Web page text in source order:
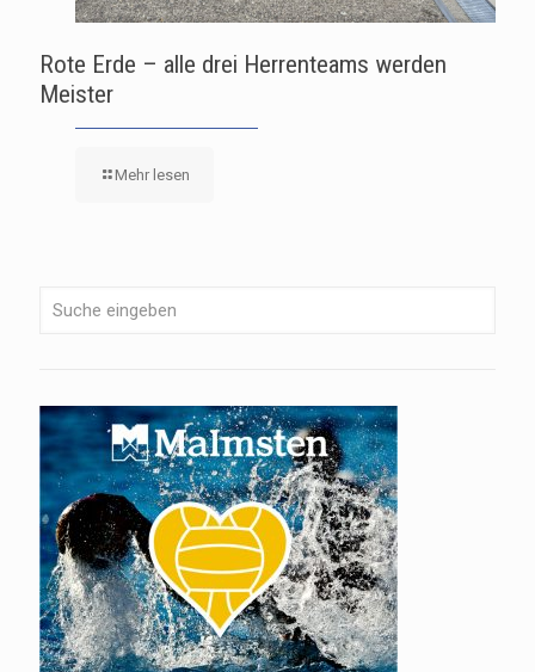
Rote Erde – alle drei Herrenteams werden
Meister
Mehr lesen